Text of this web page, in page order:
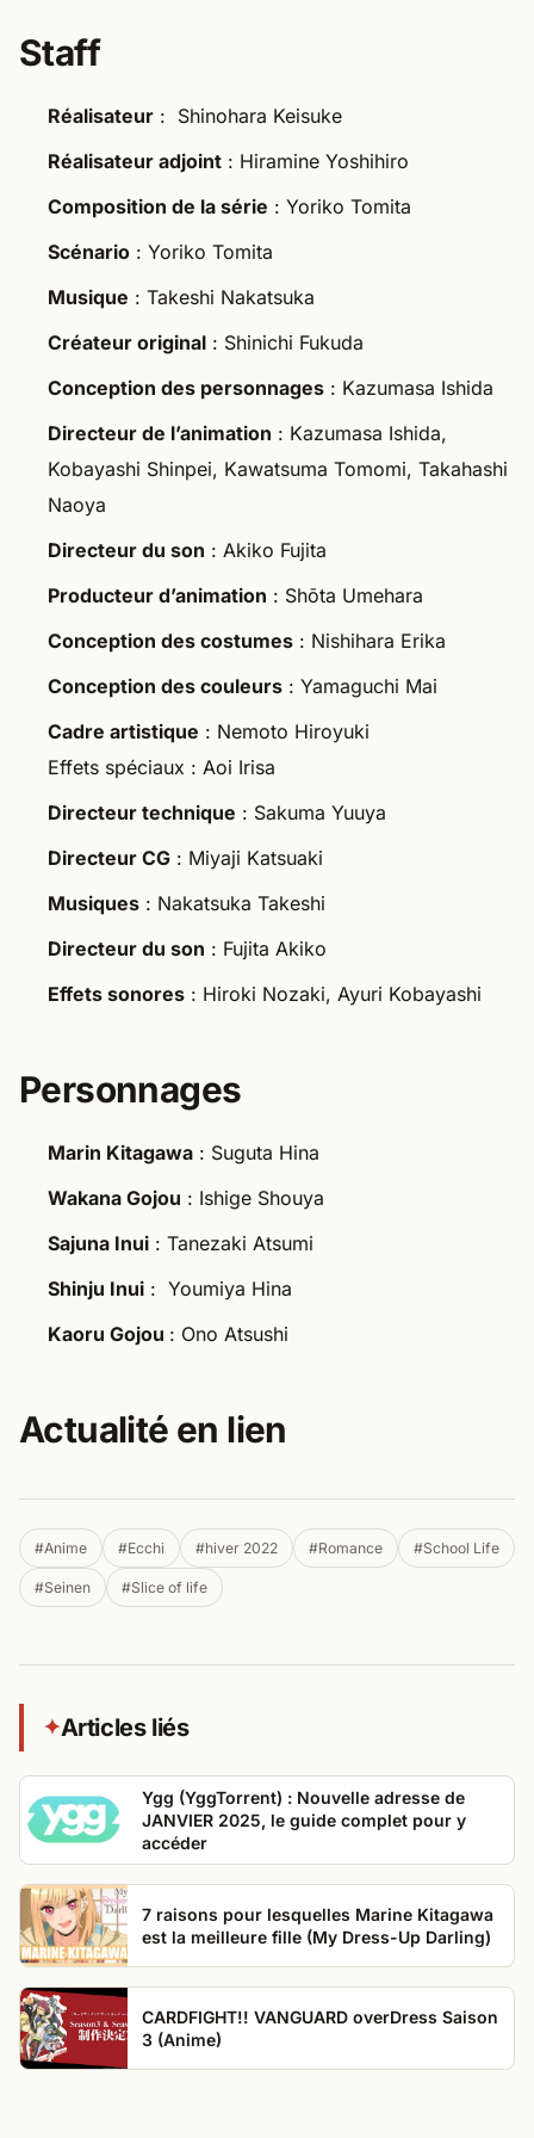
Staff
Réalisateur : Shinohara Keisuke
Réalisateur adjoint : Hiramine Yoshihiro
Composition de la série : Yoriko Tomita
Scénario : Yoriko Tomita
Musique : Takeshi Nakatsuka
Créateur original : Shinichi Fukuda
Conception des personnages : Kazumasa Ishida
Directeur de l’animation : Kazumasa Ishida,
Kobayashi Shinpei, Kawatsuma Tomomi, Takahashi
Naoya
Directeur du son : Akiko Fujita
Producteur d’animation : Shōta Umehara
Conception des costumes : Nishihara Erika
Conception des couleurs : Yamaguchi Mai
Cadre artistique : Nemoto Hiroyuki
Effets spéciaux : Aoi Irisa
Directeur technique : Sakuma Yuuya
Directeur CG : Miyaji Katsuaki
Musiques : Nakatsuka Takeshi
Directeur du son : Fujita Akiko
Effets sonores : Hiroki Nozaki, Ayuri Kobayashi
Personnages
Marin Kitagawa : Suguta Hina
Wakana Gojou : Ishige Shouya
Sajuna Inui : Tanezaki Atsumi
Shinju Inui : Youmiya Hina
Kaoru Gojou : Ono Atsushi
Actualité en lien
#Anime #Ecchi #hiver 2022 #Romance #School Life
#Seinen #Slice of life
✦Articles liés
Ygg (YggTorrent) : Nouvelle adresse de
JANVIER 2025, le guide complet pour y
accéder
7 raisons pour lesquelles Marine Kitagawa
est la meilleure fille (My Dress-Up Darling)
CARDFIGHT!! VANGUARD overDress Saison
3 (Anime)